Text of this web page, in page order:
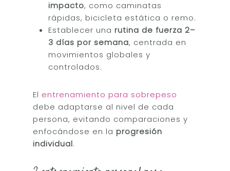
impacto, como caminatas
rápidas, bicicleta estática o remo.
Establecer una rutina de fuerza 2–
3 días por semana, centrada en
movimientos globales y
controlados.
El entrenamiento para sobrepeso
debe adaptarse al nivel de cada
persona, evitando comparaciones y
enfocándose en la progresión
individual.